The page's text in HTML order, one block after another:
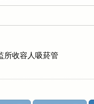
所收容人吸菸管